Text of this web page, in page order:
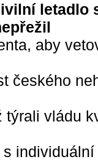
letadlo
aby
českého
týrali vládu